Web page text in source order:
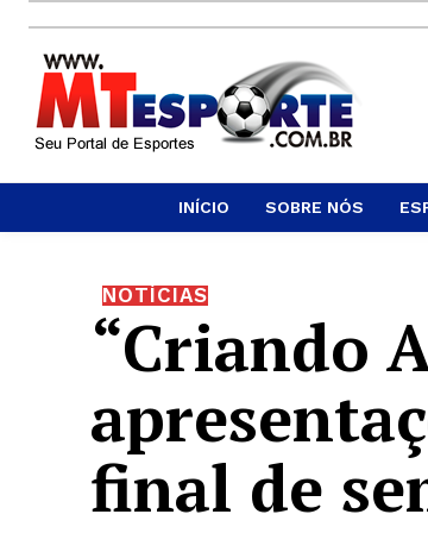
INÍCIO SOBRE NÓS
NOTÍCIAS
“Criando
final de